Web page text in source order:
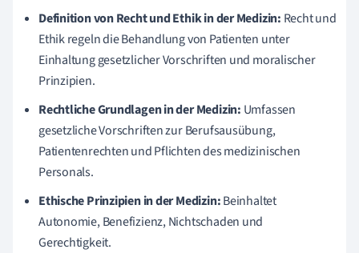
Definition von Recht und Ethik in der Medizin: Recht und
Ethik regeln die Behandlung von Patienten unter
Einhaltung gesetzlicher Vorschriften und moralischer
Prinzipien.
Rechtliche Grundlagen in der Medizin: Umfassen
gesetzliche Vorschriften zur Berufsausübung,
Patientenrechten und Pflichten des medizinischen
Personals.
Ethische Prinzipien in der Medizin:Beinhaltet
Autonomie, Benefizienz, Nichtschaden und
Gerechtigkeit.